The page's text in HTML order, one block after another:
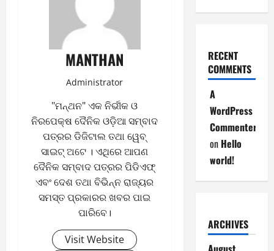
MANTHAN
Administrator
"ମନ୍ଥନ" ଏକ ନିର୍ଭୀକ ଓ
ନିରପେକ୍ଷ ଦୈନିକ ଓଡ଼ିଆ ସମ୍ବାଦ
ପତ୍ରର ଡିଜିଟାଲ ତଥା ୱେବ୍
ସାଇଟ୍ ଅଟେ । ଏଥିରେ ଆପଣ
ଦୈନିକ ସମ୍ବାଦ ପତ୍ରର ପିଡିଏଫ୍
ଏବଂ ଦେଶ ତଥା ବିଭିନ୍ନ ରାଜ୍ୟର
ସମସ୍ତ ପ୍ରକାରର ଖବର ପାଇ
ପାରିବେ।
Visit Website
RECENT
COMMENTS
A
WordPress
Commenter
on Hello
world!
ARCHIVES